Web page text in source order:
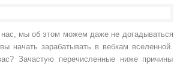
нас, мы об этом можем даже не догадываться
начать зарабатывать в вебкам вселенной.
Зачастую перечисленные ниже причины